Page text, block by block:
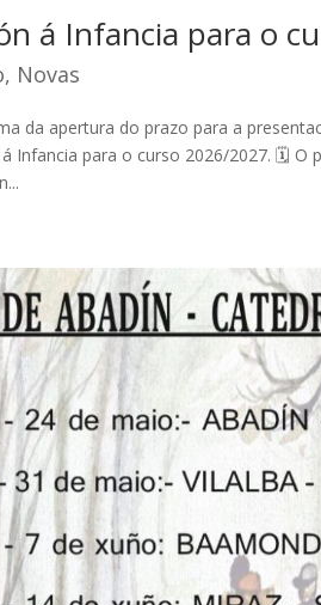
á Infancia para o
, Novas
da apertura do prazo para a
Infancia para o curso 2026/2027. 🗓️